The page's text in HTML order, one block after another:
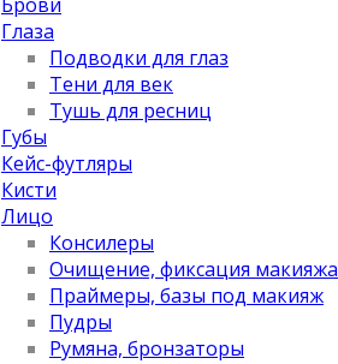
Глаза
Подводки для глаз
Тени для век
Тушь для ресниц
Губы
Кейс-футляры
Кисти
Лицо
Консилеры
Очищение, фиксация макияжа
Праймеры, базы под макияж
Пудры
Румяна, бронзаторы